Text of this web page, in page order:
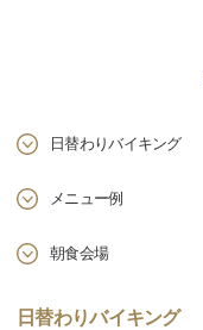
日替わりバイキング
メニュー例
朝食会場
日替わりバイキング